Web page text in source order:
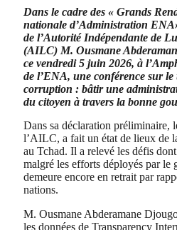
Dans le cadre des « Grands
nationale d’Administration
de l’Autorité Indépendante de
(AILC) M. Ousmane
ce vendredi 5 juin 2026, à
de l’ENA, une conférence sur
corruption : bâtir une
du citoyen à travers la bonne
Dans sa déclaration préliminaire,
l’AILC, a fait un état de lieux de
au Tchad. Il a relevé les défis
malgré les efforts déployés par le
demeure encore en retrait par
nations.
M. Ousmane Abderamane
les données de Transparency